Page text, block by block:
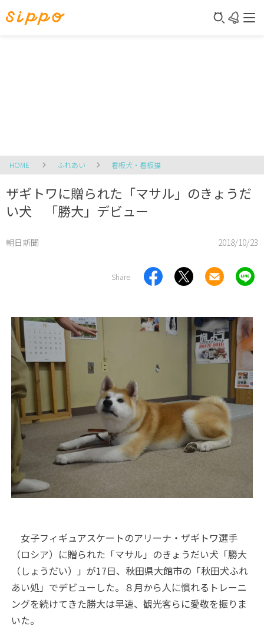
HOME ふれあい 看板犬・看板猫
ザギトワに贈られた「マサル」のきょうだ
い犬 「勝大」デビュー
朝日新聞 2018/10/23
Share
女子フィギュアスケートのアリーナ・ザギトワ選手
（ロシア）に贈られた「マサル」のきょうだい犬「勝大
（しょうだい）」が17日、秋田県大館市の「秋田犬ふれ
あい処」でデビューした。８月から人に慣れるトレーニ
ングを続けてきた勝大は早速、観光客らに愛敬を振りま
いた。